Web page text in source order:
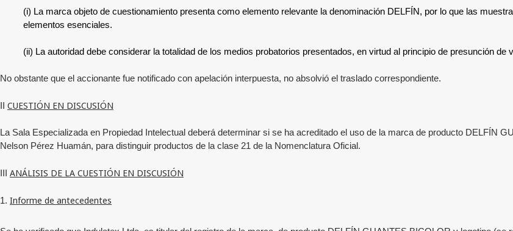
(i) La marca objeto de cuestionamiento presenta como elemento relevante la denominación DELFÍN, por lo que las
elementos esenciales.
(ii) La autoridad debe considerar la totalidad de los medios probatorios presentados, en virtud al principio de presunción de
No obstante que el accionante fue notificado con apelación interpuesta, no absolvió el traslado correspondiente.
CUESTIÓN EN DISCUSIÓN
La Sala Especializada en Propiedad Intelectual deberá determinar si se ha acreditado el uso de la marca de producto DELFÍN
Nelson Pérez Huamán, para distinguir productos de la clase 21 de la Nomenclatura Oficial.
ANÁLISIS DE LA CUESTIÓN EN DISCUSIÓN
1. Informe de antecedentes